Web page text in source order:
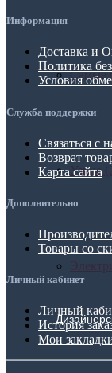
Самые
Узкие
Информация
Доставка и
Политика
Условия
Служба поддержки
Связаться с
Возврат
Карта сайта
Дополнительно
Товары со
Личный кабинет
Личный
История
Мои